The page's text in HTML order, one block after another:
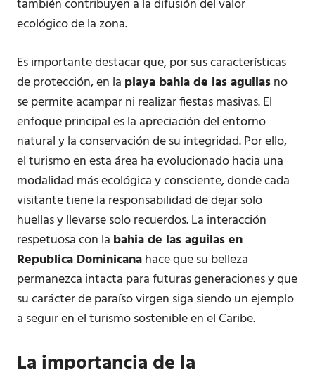
también contribuyen a la difusión del valor
ecológico de la zona.
Es importante destacar que, por sus características
de protección, en la playa bahia de las aguilasno
se permite acampar ni realizar fiestas masivas. El
enfoque principal es la apreciación del entorno
natural y la conservación de su integridad. Por ello,
el turismo en esta área ha evolucionado hacia una
modalidad más ecológica y consciente, donde cada
visitante tiene la responsabilidad de dejar solo
huellas y llevarse solo recuerdos. La interacción
respetuosa con la bahia de las aguilas en
Republica Dominicanahace que su belleza
permanezca intacta para futuras generaciones y que
su carácter de paraíso virgen siga siendo un ejemplo
a seguir en el turismo sostenible en el Caribe.
La importancia de la